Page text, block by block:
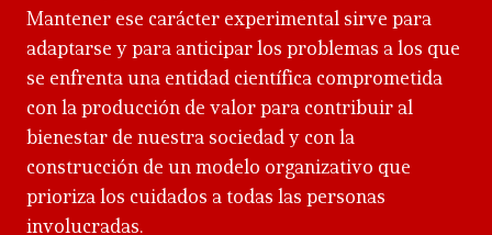
Mantener ese carácter experimental sirve para
adaptarse y para anticipar los problemas a los que
se enfrenta una entidad científica comprometida
con la producción de valor para contribuir al
bienestar de nuestra sociedad y con la
construcción de un modelo organizativo que
prioriza los cuidados a todas las personas
involucradas.